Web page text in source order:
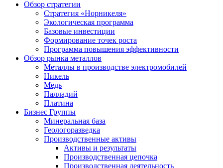
Обзор стратегии
Стратегия «Норникеля»
Экологическая программа
Базовые инвестиции
Формирование точек роста
Программа повышения эффективности
Обзор рынка металлов
Металлы в производстве электромобилей
Никель
Медь
Палладий
Платина
Бизнес Группы
Минеральная база
Геологоразведка
Производственные активы
Активы и результаты
Производственная цепочка
Производственная деятельность